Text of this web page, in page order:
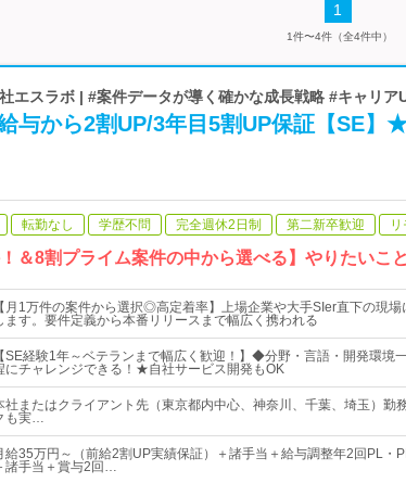
1
1件〜4件（全4件中）
エスラボ | #案件データが導く確かな成長戦略 #キャリア
与から2割UP/3年目5割UP保証【SE】
転勤なし 学歴不問 完全週休2日制 第二新卒歓迎
！＆8割プライム案件の中から選べる】やりたいこ
【月1万件の案件から選択◎高定着率】上場企業や大手SIer直下の現
ます。要件定義から本番リリースまで幅広く携われる
【SE経験1年～ベテランまで幅広く歓迎！】◆分野・言語・開発環
にチャレンジできる！★自社サービス開発もOK
社またはクライアント先（東京都内中心、神奈川、千葉、埼玉）勤
も実…
給35万円～（前給2割UP実績保証）＋諸手当＋給与調整年2回PL・
諸手当＋賞与2回…